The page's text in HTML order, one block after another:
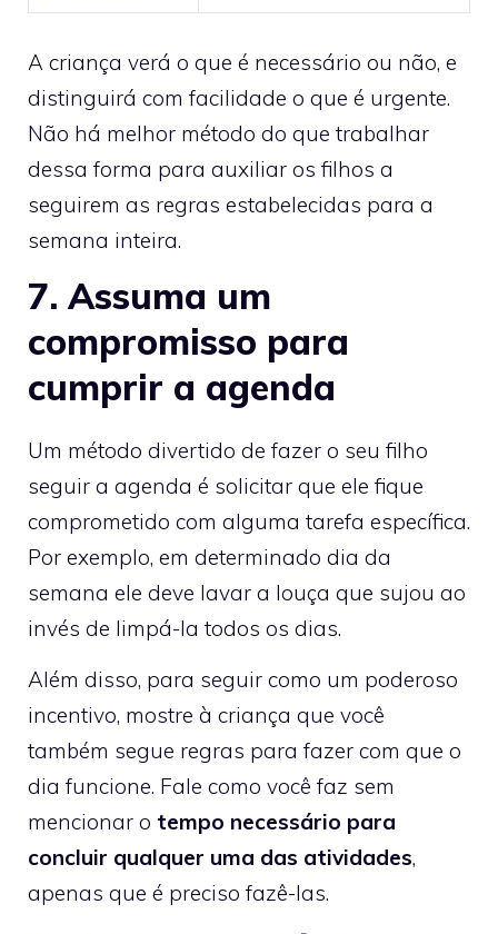
A criança verá o que é necessário ou não, e
distinguirá com facilidade o que é urgente.
Não há melhor método do que trabalhar
dessa forma para auxiliar os filhos a
seguirem as regras estabelecidas para a
semana inteira.
7. Assuma um
compromisso para
cumprir a agenda
Um método divertido de fazer o seu filho
seguir a agenda é solicitar que ele fique
comprometido com alguma tarefa específica.
Por exemplo, em determinado dia da
semana ele deve lavar a louça que sujou ao
invés de limpá-la todos os dias.
Além disso, para seguir como um poderoso
incentivo, mostre à criança que você
também segue regras para fazer com que o
dia funcione. Fale como você faz sem
mencionar o tempo necessário para
concluir qualquer uma das atividades,
apenas que é preciso fazê-las.